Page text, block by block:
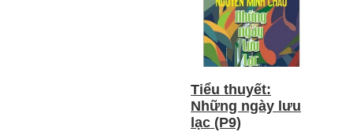
Tiểu thuyết:
Những ngày lưu
lạc (P9)